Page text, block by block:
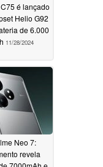
é lançado
Helio G92
de 6.000
11/28/2024
Neo 7:
revela